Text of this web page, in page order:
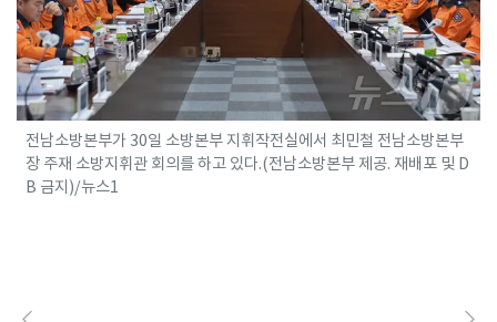
전남소방본부가 30일 소방본부 지휘작전실에서 최민철 전남소방본부
장 주재 소방지휘관 회의를 하고 있다.(전남소방본부 제공. 재배포 및 D
B 금지)/뉴스1